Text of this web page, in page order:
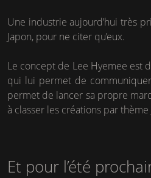
Une industrie aujourd’hui très
Japon, pour ne citer qu’eux.
Le concept de Lee Hyemee est
qui lui permet de
permet de lancer sa propre
à classer les créations par
Et pour l’été